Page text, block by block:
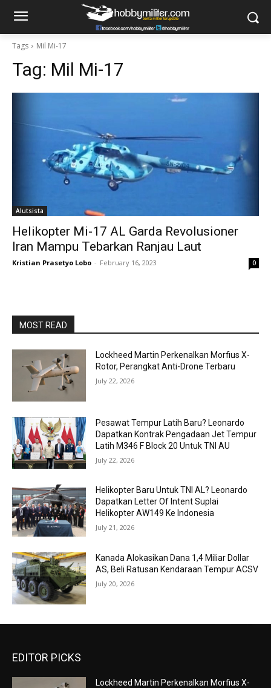
Tags Mil Mi-17
Tag: Mil Mi-17
Alutsista
Helikopter Mi-17 AL Garda Revolusioner
Iran Mampu Tebarkan Ranjau Laut
Kristian Prasetyo Lobo - February 16, 2023 0
MOST READ
Lockheed Martin Perkenalkan Morfius X-
Rotor, Perangkat Anti-Drone Terbaru
July 22, 2026
Pesawat Tempur Latih Baru? Leonardo
Dapatkan Kontrak Pengadaan Jet Tempur
Latih M346 F Block 20 Untuk TNI AU
July 22, 2026
Helikopter Baru Untuk TNI AL? Leonardo
Dapatkan Letter Of Intent Suplai
Helikopter AW149 Ke Indonesia
July 21, 2026
Kanada Alokasikan Dana 1,4 Miliar Dollar
AS, Beli Ratusan Kendaraan Tempur ACSV
July 20, 2026
EDITOR PICKS
Lockheed Martin Perkenalkan Morfius X-